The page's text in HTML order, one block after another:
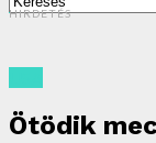
HIRDETÉS
Ötödik